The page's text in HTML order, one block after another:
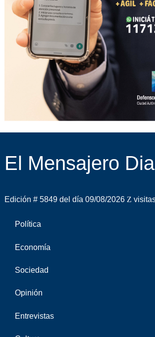
El Mensajero
Edición # 5849 del día 09/08/2026
Política
Economía
Sociedad
Opinión
Entrevistas